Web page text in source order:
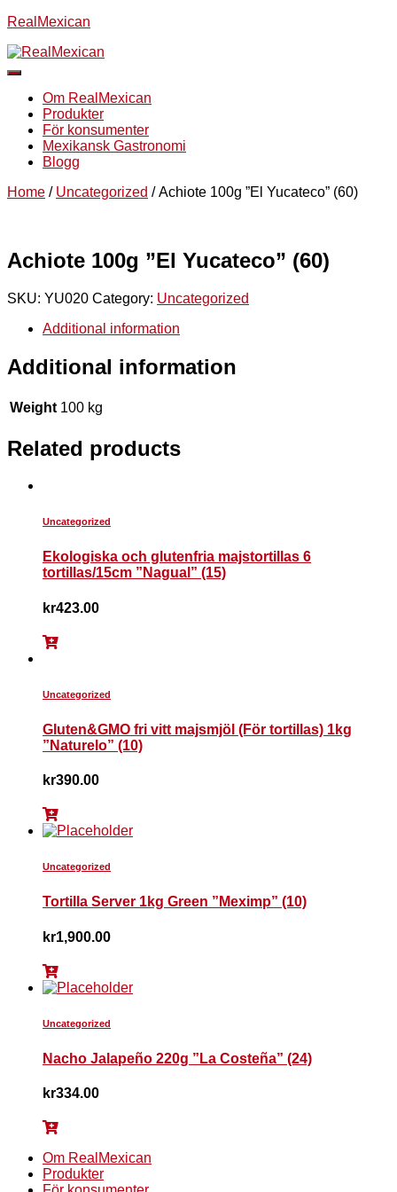
RealMexican
Slå
navigeringOm RealMexican
Produkter
För konsumenter
Mexikansk Gastronomi
Blogg
Home / Uncategorized / Achiote 100g ”El Yucateco” (60)
Achiote 100g ”El Yucateco” (60)
SKU: YU020 Category: Uncategorized
Additional information
Additional information
Weight 100 kg
Related products
Uncategorized
Ekologiska och glutenfria majstortillas 6
tortillas/15cm ”Nagual” (15)
kr423.00
Uncategorized
Gluten&GMO fri vitt majsmjöl (För tortillas) 1kg
”Naturelo” (10)
kr390.00
Uncategorized
Tortilla Server 1kg Green ”Meximp” (10)
kr1,900.00
Uncategorized
Nacho Jalapeño 220g ”La Costeña” (24)
kr334.00
Om RealMexican
Produkter